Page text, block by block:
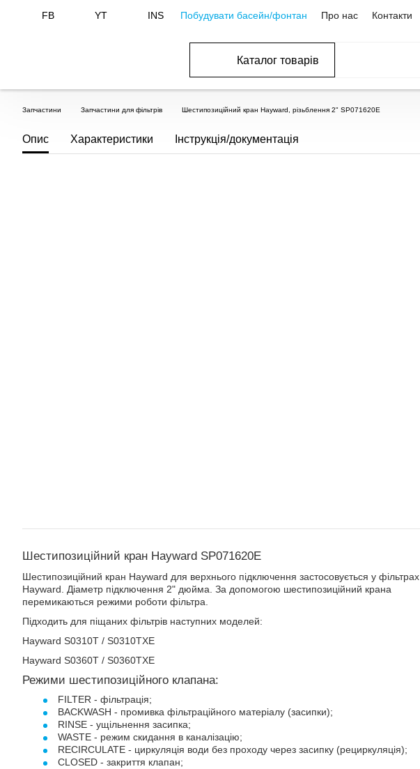
FB YT INS Побудувати басейн/фонтан Про нас Контакти
Каталог товарів
Запчастини Запчастини для фільтрів Шестипозиційний кран Hayward, різьблення 2" SP071620E
Опис Характеристики Інструкція/документація
Шестипозиційний кран Hayward SP071620E
Шестипозиційний кран Hayward для верхнього підключення застосовується у фільтрах
Hayward. Діаметр підключення 2" дюйма. За допомогою шестипозиційний крана
перемикаються режими роботи фільтра.
Підходить для піщаних фільтрів наступних моделей:
Hayward S0310T / S0310TXE
Hayward S0360T / S0360TXE
Режими шестипозиційного клапана:
FILTER - фільтрація;
BACKWASH - промивка фільтраційного матеріалу (засипки);
RINSE - ущільнення засипка;
WASTE - режим скидання в каналізацію;
RECIRCULATE - циркуляція води без проходу через засипку (рециркуляція);
CLOSED - закриття клапан;